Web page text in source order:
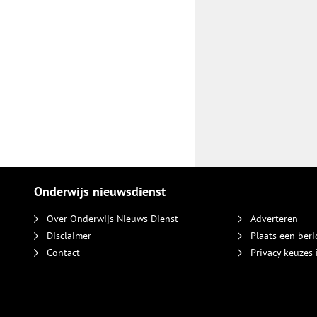
Onderwijs nieuwsdienst
Over Onderwijs Nieuws Dienst
Disclaimer
Contact
Adverteren
Plaats een
Privacy